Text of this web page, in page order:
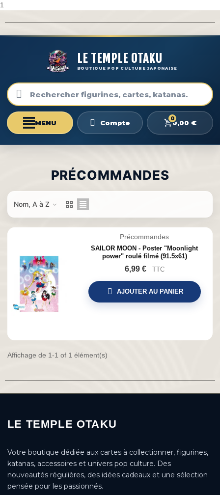
1
LE TEMPLE OTAKU
BOUTIQUE POP CULTURE JAPONAISE
Compte
0
0,00 €
PRÉCOMMANDES
Nom, A à Z
Précommandes
SAILOR MOON - Poster "Moonlight
power" roulé filmé (91.5x61)
6,99 € TTC
AJOUTER AU PANIER
Affichage de 1-1 of 1 élément(s)
LE TEMPLE OTAKU
Votre boutique dédiée aux cartes à collectionner, figurines,
katanas, accessoires et univers pop culture. Des
nouveautés régulières, des idées cadeaux et une sélection
pensée pour les passionnés.